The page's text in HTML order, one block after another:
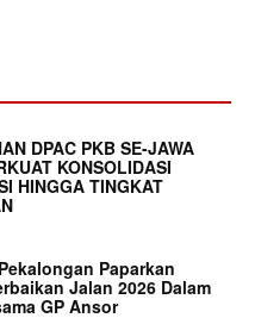
DPAC PKB SE-JAWA
KONSOLIDASI
HINGGA TINGKAT
Paparkan
Jalan 2026 Dalam
GP Ansor